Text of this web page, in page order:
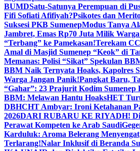
BUMDSatu-Satunya Perempuan di
Fifi Sofiati Afifiyah?Psikotes dan
Suksesi PKB SumenepModus Tanya
Jambret, Emas Rp70 Juta Milik
“Terbang” ke Pamekasan!Terekam
Amal di Masjid Sumenep “Keok” di
Memanas: Polisi “Sikat” Spekulan
BBM Naik Ternyata Hoaks, Kapolres
Warga Jangan Panik!Pangkat Baru,
“Gahar”: 23 Prajurit Kodim Sumenep
BBM: Melawan Hantu HoaksHET
DBHCHT Ambyar: Ironi Ketahanan
2026DARI RUBARU KE RIYADH!
Perawat Kompeten ke Arab Saudi
Karduluk: Aroma Belerang
Terlarang!Nalar Inklusif di Beranda